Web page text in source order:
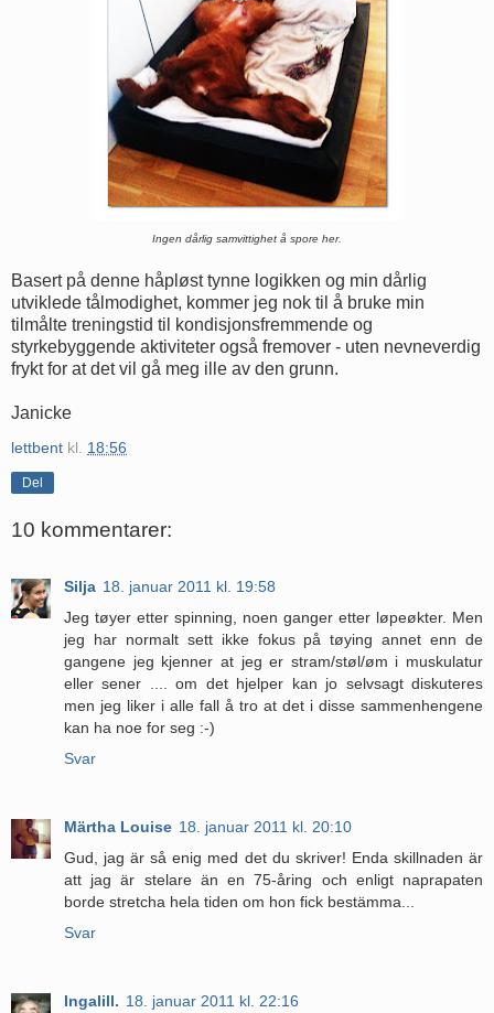
Ingen dårlig samvittighet å spore her.
Basert på denne håpløst tynne logikken og min dårlig
utviklede tålmodighet, kommer jeg nok til å bruke min
tilmålte treningstid til kondisjonsfremmende og
styrkebyggende aktiviteter også fremover - uten nevneverdig
frykt for at det vil gå meg ille av den grunn.
Janicke
lettbent kl. 18:56
Del
10 kommentarer:
Silja 18. januar 2011 kl. 19:58
Jeg tøyer etter spinning, noen ganger etter løpeøkter. Men
jeg har normalt sett ikke fokus på tøying annet enn de
gangene jeg kjenner at jeg er stram/støl/øm i muskulatur
eller sener .... om det hjelper kan jo selvsagt diskuteres
men jeg liker i alle fall å tro at det i disse sammenhengene
kan ha noe for seg :-)
Svar
Märtha Louise 18. januar 2011 kl. 20:10
Gud, jag är så enig med det du skriver! Enda skillnaden är
att jag är stelare än en 75-åring och enligt naprapaten
borde stretcha hela tiden om hon fick bestämma...
Svar
Ingalill. 18. januar 2011 kl. 22:16